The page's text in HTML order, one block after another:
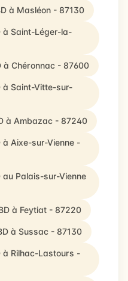
à Masléon - 87130
à Saint-Léger-la-
à Chéronnac - 87600
à Saint-Vitte-sur-
à Ambazac - 87240
à Aixe-sur-Vienne -
Palais-sur-Vienne
à Feytiat - 87220
à Sussac - 87130
à Rilhac-Lastours -